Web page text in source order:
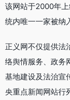
该网站于2000年
统内唯一一家被纳
正义网不仅提供法
络舆情服务、政务
基地建设及法治宣
央重点新闻网站行